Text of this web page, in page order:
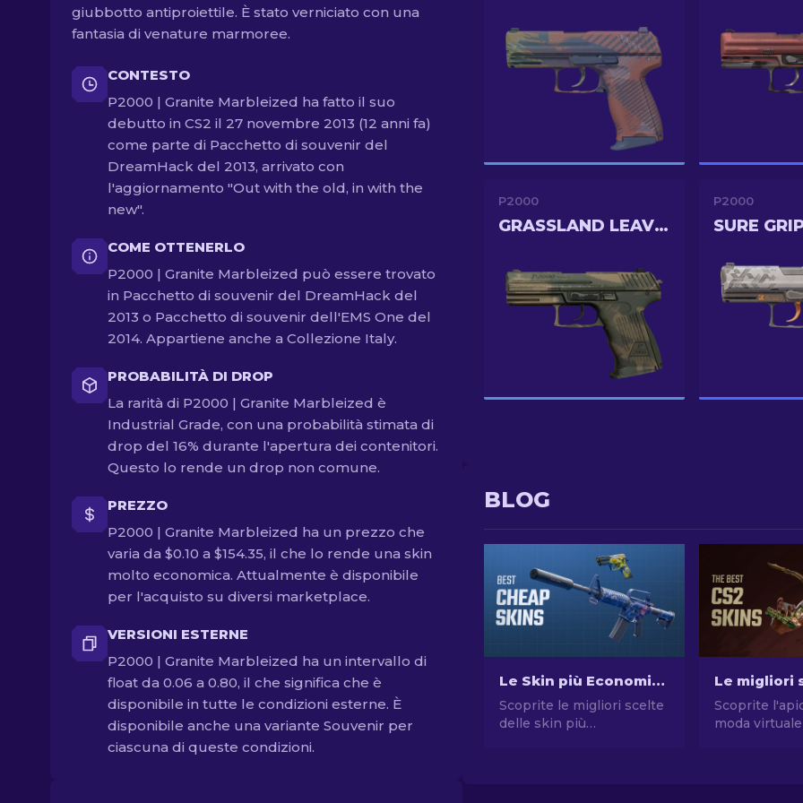
giubbotto antiproiettile. È stato verniciato con una
fantasia di venature marmoree.
CONTESTO
P2000 | Granite Marbleized ha fatto il suo
debutto in CS2 il 27 novembre 2013 (12 anni fa)
come parte di Pacchetto di souvenir del
DreamHack del 2013, arrivato con
l'aggiornamento "Out with the old, in with the
new".
COME OTTENERLO
P2000 | Granite Marbleized può essere trovato
in Pacchetto di souvenir del DreamHack del
2013 o Pacchetto di souvenir dell'EMS One del
2014. Appartiene anche a Collezione Italy.
PROBABILITÀ DI DROP
La rarità di P2000 | Granite Marbleized è
Industrial Grade, con una probabilità stimata di
drop del 16% durante l'apertura dei contenitori.
Questo lo rende un drop non comune.
PREZZO
P2000 | Granite Marbleized ha un prezzo che
varia da $0.10 a $154.35, il che lo rende una skin
molto economica. Attualmente è disponibile
per l'acquisto su diversi marketplace.
VERSIONI ESTERNE
P2000 | Granite Marbleized ha un intervallo di
float da 0.06 a 0.80, il che significa che è
disponibile in tutte le condizioni esterne. È
disponibile anche una variante Souvenir per
ciascuna di queste condizioni.
P2000
GRASSLAND LEAVES
P2000
SURE
BLOG
Le Skin più Economiche in CS2 [2026]
Scoprite le migliori scelte
delle skin più
Scoprite
moda